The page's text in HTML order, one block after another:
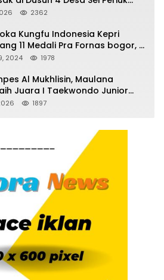
2362
Kungfu Indonesia Kepri
11 Medali Pra Fornas bogor, 3
8 Perunggu.
2024 1978
Al Mukhlisin, Maulana
Juara I Taekwondo Junior
National Championship 2026
1897